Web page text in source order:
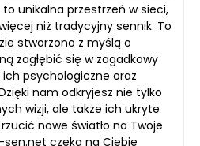
unikalna przestrzeń w sieci,
niż tradycyjny sennik. To
stworzono z myślą o
zagłębić się w zagadkowy
psychologiczne oraz
nam odkryjesz nie tylko
wizji, ale także ich ukryte
nowe światło na Twoje
czeka na Ciebie